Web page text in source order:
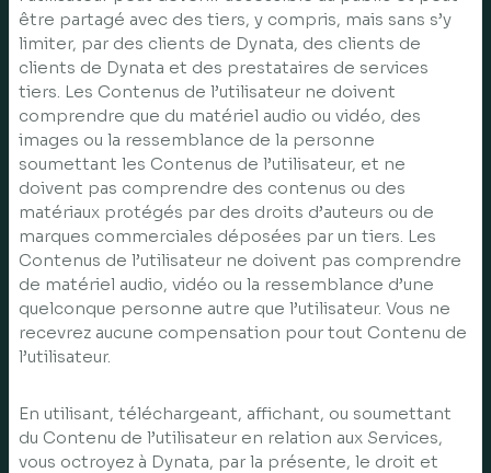
être partagé avec des tiers, y compris, mais sans s’y
limiter, par des clients de Dynata, des clients de
clients de Dynata et des prestataires de services
tiers. Les Contenus de l’utilisateur ne doivent
comprendre que du matériel audio ou vidéo, des
images ou la ressemblance de la personne
soumettant les Contenus de l’utilisateur, et ne
doivent pas comprendre des contenus ou des
matériaux protégés par des droits d’auteurs ou de
marques commerciales déposées par un tiers. Les
Contenus de l’utilisateur ne doivent pas comprendre
de matériel audio, vidéo ou la ressemblance d’une
quelconque personne autre que l’utilisateur. Vous ne
recevrez aucune compensation pour tout Contenu de
l’utilisateur.
En utilisant, téléchargeant, affichant, ou soumettant
du Contenu de l’utilisateur en relation aux Services,
vous octroyez à Dynata, par la présente, le droit et